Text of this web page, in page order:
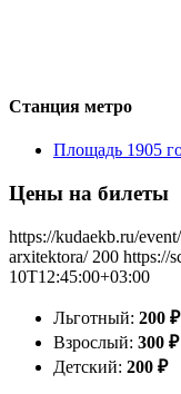
Станция метро
Площадь 1905
Цены на билеты
https://kudaekb.ru/
arxitektora/ 200 https://
10T12:45:00+03:00
Льготный: 200 ₽
Взрослый: 300 ₽
Детский: 200 ₽